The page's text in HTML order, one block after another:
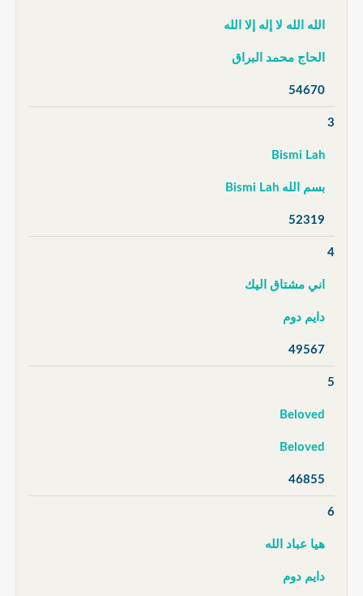
الله الله لا إله إلا الله
الحاج محمد البراق
54670
3
Bismi Lah
بسم الله Bismi Lah
52319
4
اني مشتاق اليك
دايم دوم
49567
5
Beloved
Beloved
46855
6
هيا عباد الله
دايم دوم